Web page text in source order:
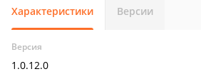
Характеристики Версии
Версия
1.0.12.0